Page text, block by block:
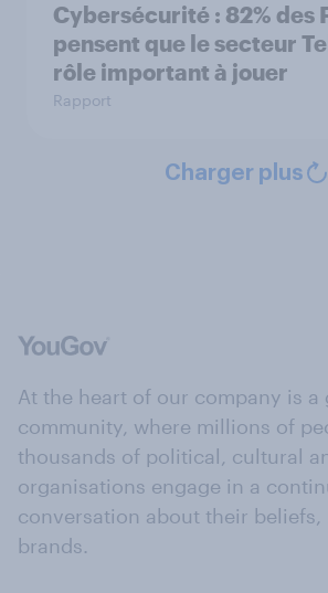
Cybersécurité : 82% des
pensent que le secteur
rôle important à jouer
Rapport
Charger plus
At the heart of our company is a
community, where millions of
thousands of political, cultural
organisations engage in a
conversation about their beliefs,
brands.